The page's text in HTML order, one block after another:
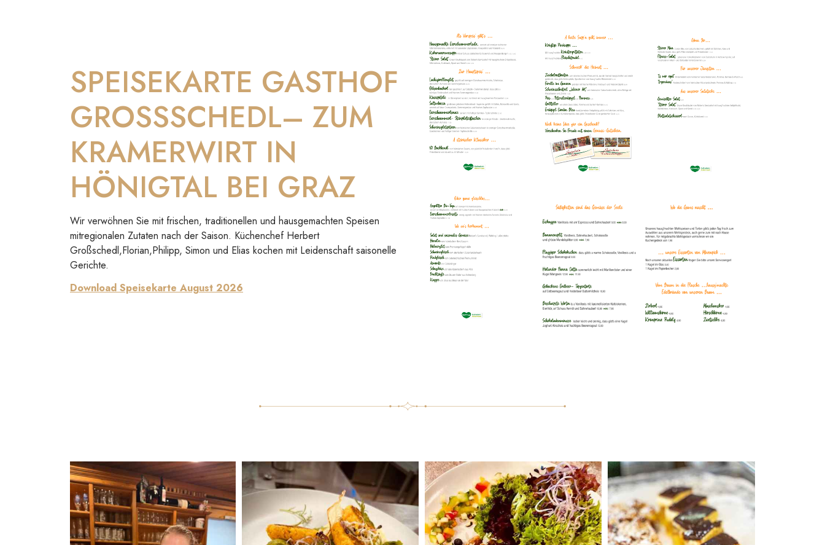
SPEISEKARTE GASTHOF
GROSSSCHEDL– ZUM
KRAMERWIRT IN
HÖNIGTAL BEI GRAZ
Wir verwöhnen Sie mit frischen, traditionellen und hausgemachten Speisen
mitregionalen Zutaten nach der Saison. Küchenchef Herbert
Großschedl,Florian,Philipp, Simon und Elias kochen mit Leidenschaft saisonelle
Gerichte.
Download Speisekarte August 2026